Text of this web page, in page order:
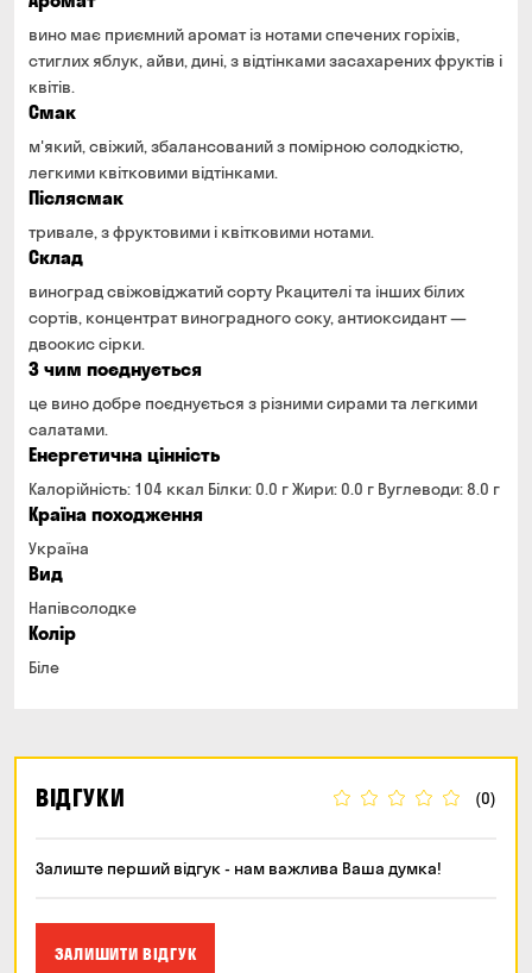
вино має приємний аромат із нотами спечених горіхів,
стиглих яблук, айви, дині, з відтінками засахарених фруктів і
квітів.
Смак
м'який, свіжий, збалансований з помірною солодкістю,
легкими квітковими відтінками.
Післясмак
тривале, з фруктовими і квітковими нотами.
Склад
виноград свіжовіджатий сорту Ркацителі та інших білих
сортів, концентрат виноградного соку, антиоксидант —
двоокис сірки.
З чим поєднується
це вино добре поєднується з різними сирами та легкими
салатами.
Енергетична цінність
Калорійність: 104 ккал Білки: 0.0 г Жири: 0.0 г Вуглеводи: 8.0 г
Країна походження
Україна
Вид
Напівсолодке
Колір
Біле
ВІДГУКИ (0)
Залиште перший відгук - нам важлива Ваша думка!
ЗАЛИШИТИ ВІДГУК